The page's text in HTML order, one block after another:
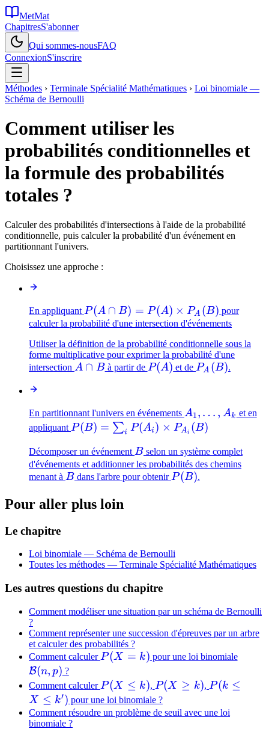
MetMat
ChapitresS'abonner
Qui sommes-nousFAQ
ConnexionS'inscrire
Méthodes › Terminale Spécialité Mathématiques › Loi binomiale —
Schéma de Bernoulli
Comment utiliser les
probabilités conditionnelles et
la formule des probabilités
totales ?
Calculer des probabilités d'intersections à l'aide de la probabilité
conditionnelle, puis calculer la probabilité d'un événement en
partitionnant l'univers.
Choisissez une approche :
En appliquant P(A
\cap B)
= P(A)
\times
P_A(B)
P(A ∩ B) = P(A) × PA (B) pour
calculer la probabilité d'une intersection d'événements
Utiliser la définition de la probabilité conditionnelle sous la
forme multiplicative pour exprimer la probabilité d'une
intersection A
A ∩ Bà partir de P(A)
P(A) et de P_A(B)
PA (B).
En partitionnant l'univers en événements A_1,
\ldots,
A1, … , Ak et en
appliquant P(B) =
P(A_i)
\times
P_{A_i}
(B)
P(B) = ∑i P(Ai ) × PAi (B)
Décomposer un événement B
Bselon un système complet
d'événements et additionner les probabilités des chemins
menant à B
Bdans l'arbre pour obtenirP(B)
P(B).
Pour aller plus loin
Le chapitre
Loi binomiale — Schéma de Bernoulli
Toutes les méthodes — Terminale Spécialité Mathématiques
Les autres questions du chapitre
Comment modéliser une situation par un schéma de Bernoulli
?
Comment représenter une succession d'épreuves par un arbre
et calculer des probabilités ?
Comment calculerP(X
k)
P(X = k) pour une loi binomiale
B(n, p) ?
Comment calculerP(X
\leq
k)
P(X ≤ k), P(X
\geq
k)
P(X ≥ k), P(k
X
P(k ≤
X ≤ k′) pour une loi binomiale ?
Comment résoudre un problème de seuil avec une loi
binomiale ?